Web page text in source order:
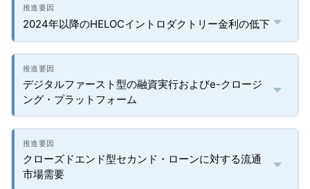
2024年以降のHELOCイントロダクトリー金利の低下
デジタルファースト型の融資実行およびe-クロージ
ング・プラットフォーム
クローズドエンド型セカンド・ローンに対する流通
市場需要